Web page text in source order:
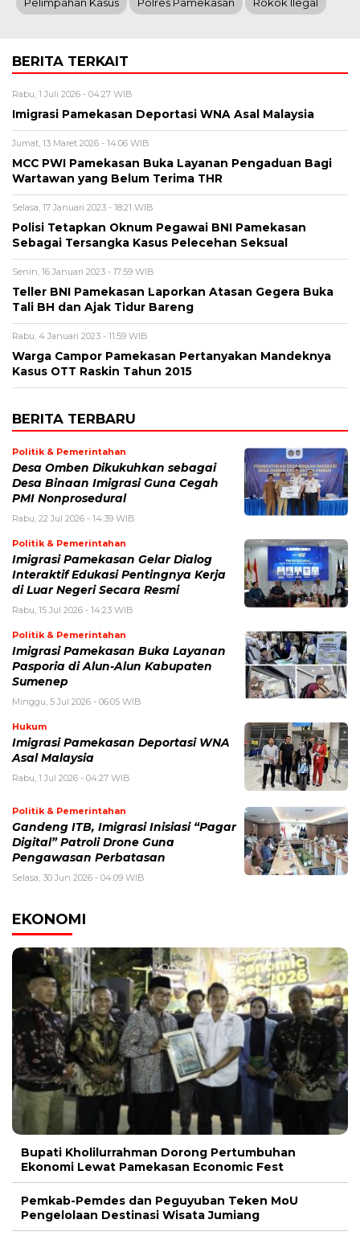
Pelimpahan Kasus Polres Pamekasan Rokok Ilegal
BERITA TERKAIT
Rabu, 1 Juli 2026 - 04:27 WIB
Imigrasi Pamekasan Deportasi WNA Asal Malaysia
Jumat, 13 Maret 2026 - 14:06 WIB
MCC PWI Pamekasan Buka Layanan Pengaduan Bagi
Wartawan yang Belum Terima THR
Selasa, 17 Januari 2023 - 18:21 WIB
Polisi Tetapkan Oknum Pegawai BNI Pamekasan
Sebagai Tersangka Kasus Pelecehan Seksual
Senin, 16 Januari 2023 - 17:59 WIB
Teller BNI Pamekasan Laporkan Atasan Gegera Buka
Tali BH dan Ajak Tidur Bareng
Rabu, 4 Januari 2023 - 11:59 WIB
Warga Campor Pamekasan Pertanyakan Mandeknya
Kasus OTT Raskin Tahun 2015
BERITA TERBARU
Politik & Pemerintahan
Desa Omben Dikukuhkan sebagai
Desa Binaan Imigrasi Guna Cegah
PMI Nonprosedural
Rabu, 22 Jul 2026 - 14:39 WIB
Politik & Pemerintahan
Imigrasi Pamekasan Gelar Dialog
Interaktif Edukasi Pentingnya Kerja
di Luar Negeri Secara Resmi
Rabu, 15 Jul 2026 - 14:23 WIB
Politik & Pemerintahan
Imigrasi Pamekasan Buka Layanan
Pasporia di Alun-Alun Kabupaten
Sumenep
Minggu, 5 Jul 2026 - 06:05 WIB
Hukum
Imigrasi Pamekasan Deportasi WNA
Asal Malaysia
Rabu, 1 Jul 2026 - 04:27 WIB
Politik & Pemerintahan
Gandeng ITB, Imigrasi Inisiasi “Pagar
Digital” Patroli Drone Guna
Pengawasan Perbatasan
Selasa, 30 Jun 2026 - 04:09 WIB
EKONOMI
Bupati Kholilurrahman Dorong Pertumbuhan
Ekonomi Lewat Pamekasan Economic Fest
Pemkab-Pemdes dan Peguyuban Teken MoU
Pengelolaan Destinasi Wisata Jumiang